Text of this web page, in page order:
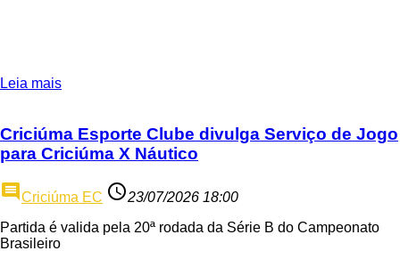
Leia mais
Criciúma Esporte Clube divulga Serviço de Jogo
para Criciúma X Náutico
commentCriciúma EC access_time23/07/2026 18:00
Partida é valida pela 20ª rodada da Série B do Campeonato
Brasileiro